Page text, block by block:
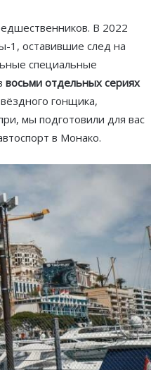
В 2022
1, оставившие след на
специальные
восьми отдельных сериях
гонщика,
мы подготовили для вас
в Монако.